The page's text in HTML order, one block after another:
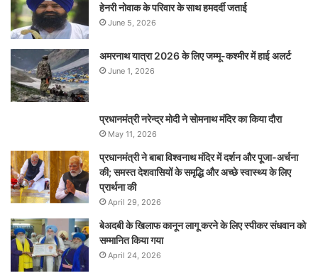
हेनरी नोवाक के परिवार के साथ हमदर्दी जताई
June 5, 2026
अमरनाथ यात्रा 2026 के लिए जम्मू-कश्मीर में हाई अलर्ट
June 1, 2026
प्रधानमंत्री नरेन्‍द्र मोदी ने सोमनाथ मंदिर का किया दौरा
May 11, 2026
प्रधानमंत्री ने बाबा विश्वनाथ मंदिर में दर्शन और पूजा-अर्चना
की; समस्‍त देशवासियों के समृद्धि और अच्छे स्वास्थ्य के लिए
प्रार्थना की
April 29, 2026
बेअदबी के खिलाफ कानून लागू करने के लिए स्पीकर संधवान को
सम्मानित किया गया
April 24, 2026